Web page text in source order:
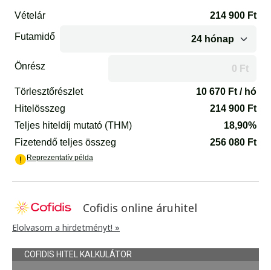
Cofidis online áruhitel
Elolvasom a hirdetményt! »